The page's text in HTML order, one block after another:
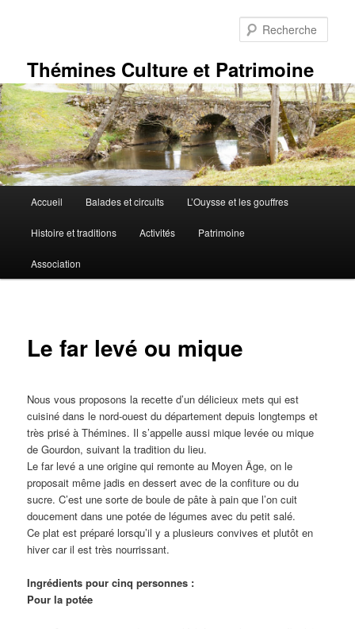
Thémines Culture et Patrimoine
principal
Accueil Balades et circuits L’Ouysse et les gouffres
Histoire et traditions Activités Patrimoine
Association
Le far levé ou mique
Nous vous proposons la recette d’un délicieux mets qui est
cuisiné dans le nord-ouest du département depuis longtemps et
très prisé à Thémines. Il s’appelle aussi mique levée ou mique
de Gourdon, suivant la tradition du lieu.
Le far levé a une origine qui remonte au Moyen Âge, on le
proposait même jadis en dessert avec de la confiture ou du
sucre. C’est une sorte de boule de pâte à pain que l’on cuit
doucement dans une potée de légumes avec du petit salé.
Ce plat est préparé lorsqu’il y a plusieurs convives et plutôt en
hiver car il est très nourrissant.
Ingrédients pour cinq personnes :
Pour la potée